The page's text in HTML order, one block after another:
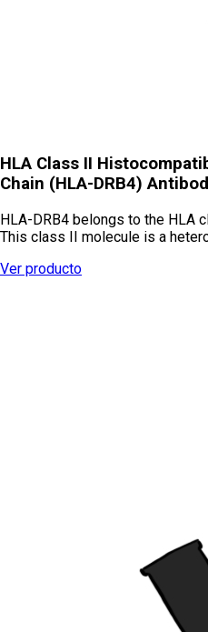
HLA Class II
Chain (HLA-DRB4)
HLA-DRB4 belongs to the HLA
This class II molecule is a
Ver producto